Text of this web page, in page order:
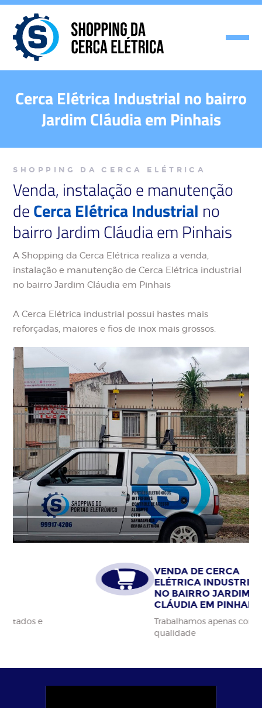
Cerca Elétrica Industrial no bairro
Jardim Cláudia em Pinhais
SHOPPING DA CERCA ELÉTRICA
Venda, instalação e manutenção
deCerca Elétrica Industrial no
bairro Jardim Cláudia em Pinhais
A Shopping da Cerca Elétrica realiza a venda,
instalação e manutenção de Cerca Elétrica industrial
no bairro Jardim Cláudia em Pinhais
A Cerca Elétrica industrial possui hastes mais
reforçadas, maiores e fios de inox mais grossos.
VENDA DE CERCA
ELÉTRICA INDUSTRIAL
NO BAIRRO JARDIM
CLÁUDIA EM PINHAIS
Trabalhamos apenas com materiais da alta